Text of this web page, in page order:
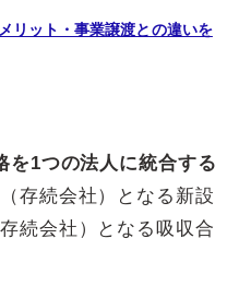
リット・事業譲渡との違いを
を1つの法人に統合する
存続会社）となる新設
続会社）となる吸収合